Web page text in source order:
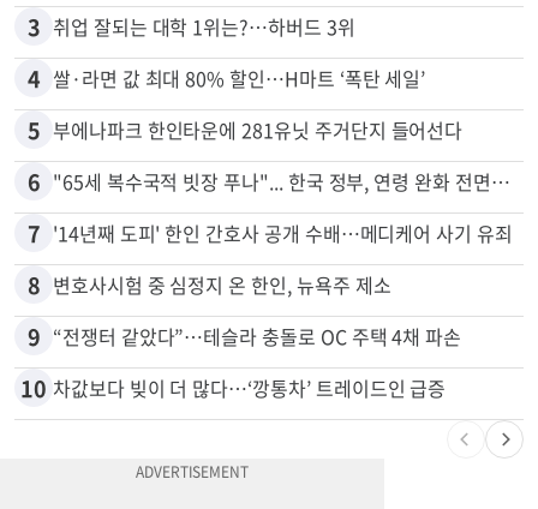
2 5주간 차 안 몰면 최대 600불 지급
3 취업 잘되는 대학 1위는?…하버드 3위
4 쌀·라면 값 최대 80% 할인…H마트 ‘폭탄 세일’
5 부에나파크 한인타운에 281유닛 주거단지 들어선다
6 "65세 복수국적 빗장 푸나"... 한국 정부, 연령 완화 전면 추진
7 '14년째 도피' 한인 간호사 공개 수배…메디케어 사기 유죄
8 변호사시험 중 심정지 온 한인, 뉴욕주 제소
9 “전쟁터 같았다”…테슬라 충돌로 OC 주택 4채 파손